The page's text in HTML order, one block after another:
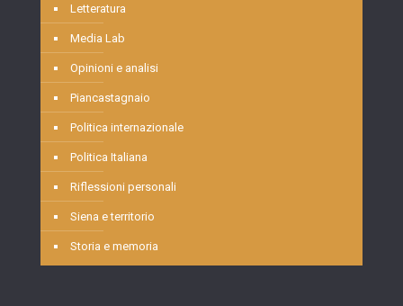
Letteratura
Media Lab
Opinioni e analisi
Piancastagnaio
Politica internazionale
Politica Italiana
Riflessioni personali
Siena e territorio
Storia e memoria